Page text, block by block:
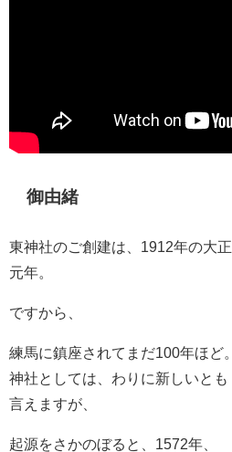
御由緒
東神社のご創建は、1912年の大正
元年。
ですから、
練馬に鎮座されてまだ100年ほど。
神社としては、わりに新しいとも
言えますが、
起源をさかのぼると、1572年、